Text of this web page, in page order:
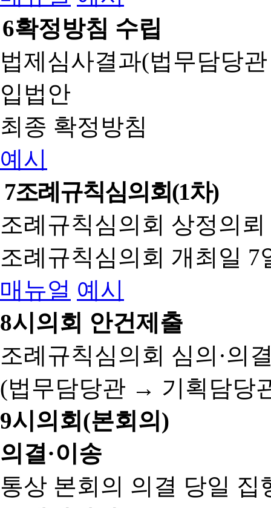
6확정방침 수립
법제심사결과(법무담당
입법안
최종 확정방침
예시
7조례규칙심의회(1차)
조례규칙심의회 상정의
조례규칙심의회 개최일 7
매뉴얼 예시
8시의회 안건제출
조례규칙심의회 심의·의
(법무담당관 → 기획담당
9시의회(본회의)
의결·이송
통상 본회의 의결 당일 집